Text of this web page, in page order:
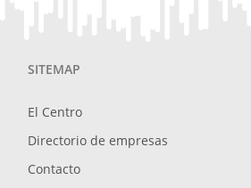
SITEMAP
El Centro
Directorio de empresas
Contacto